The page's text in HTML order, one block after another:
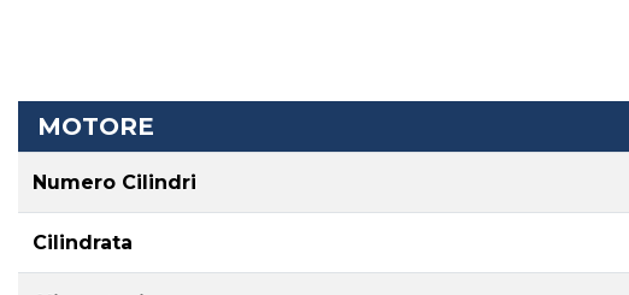
MOTORE
Numero Cilindri
Cilindrata